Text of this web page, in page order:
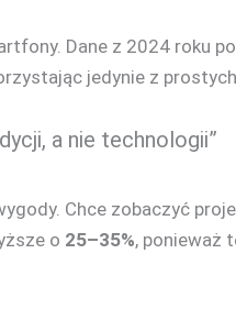
Dane z 2024 roku
jedynie z
a nie technologii”
Chce zobaczyć
o 25–35%, ponieważ